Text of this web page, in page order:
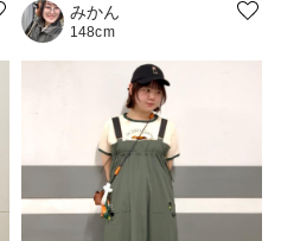
みかん
148cm